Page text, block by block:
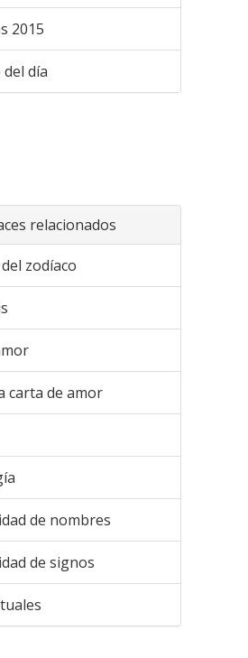
2015
día
relacionados
zodíaco
carta de amor
de nombres
de signos